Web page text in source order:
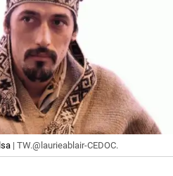
| TW.@laurieablair-CEDOC.